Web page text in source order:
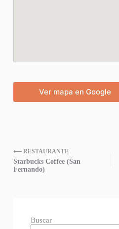
Ver mapa en Google
⟵ RESTAURANTE
Starbucks Coffee (San
Fernando)
Buscar